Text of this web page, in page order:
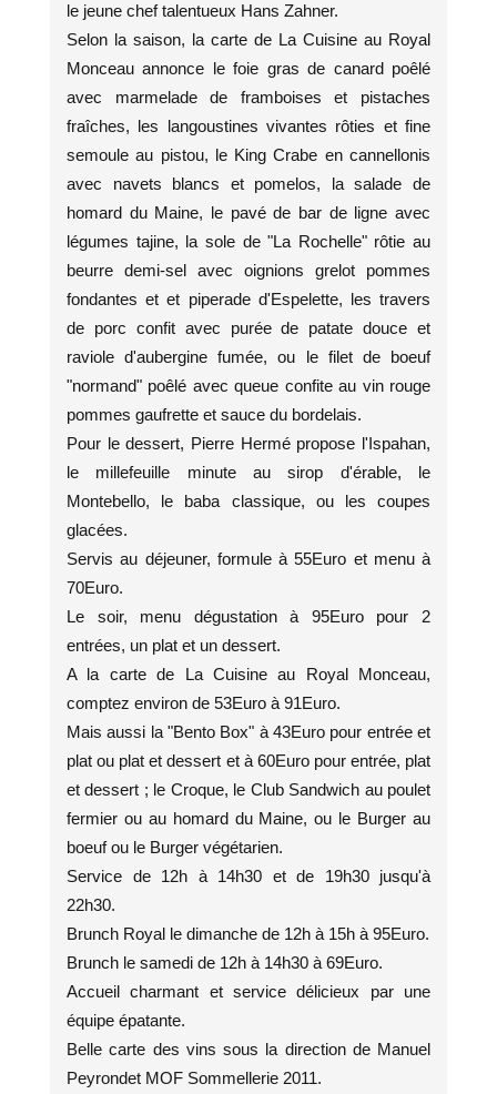
le jeune chef talentueux Hans Zahner.
Selon la saison, la carte de La Cuisine au Royal
Monceau annonce le foie gras de canard poêlé
avec marmelade de framboises et pistaches
fraîches, les langoustines vivantes rôties et fine
semoule au pistou, le King Crabe en cannellonis
avec navets blancs et pomelos, la salade de
homard du Maine, le pavé de bar de ligne avec
légumes tajine, la sole de "La Rochelle" rôtie au
beurre demi-sel avec oignions grelot pommes
fondantes et et piperade d'Espelette, les travers
de porc confit avec purée de patate douce et
raviole d'aubergine fumée, ou le filet de boeuf
"normand" poêlé avec queue confite au vin rouge
pommes gaufrette et sauce du bordelais.
Pour le dessert, Pierre Hermé propose l'Ispahan,
le millefeuille minute au sirop d'érable, le
Montebello, le baba classique, ou les coupes
glacées.
Servis au déjeuner, formule à 55Euro et menu à
70Euro.
Le soir, menu dégustation à 95Euro pour 2
entrées, un plat et un dessert.
A la carte de La Cuisine au Royal Monceau,
comptez environ de 53Euro à 91Euro.
Mais aussi la "Bento Box" à 43Euro pour entrée et
plat ou plat et dessert et à 60Euro pour entrée, plat
et dessert ; le Croque, le Club Sandwich au poulet
fermier ou au homard du Maine, ou le Burger au
boeuf ou le Burger végétarien.
Service de 12h à 14h30 et de 19h30 jusqu'à
22h30.
Brunch Royal le dimanche de 12h à 15h à 95Euro.
Brunch le samedi de 12h à 14h30 à 69Euro.
Accueil charmant et service délicieux par une
équipe épatante.
Belle carte des vins sous la direction de Manuel
Peyrondet MOF Sommellerie 2011.